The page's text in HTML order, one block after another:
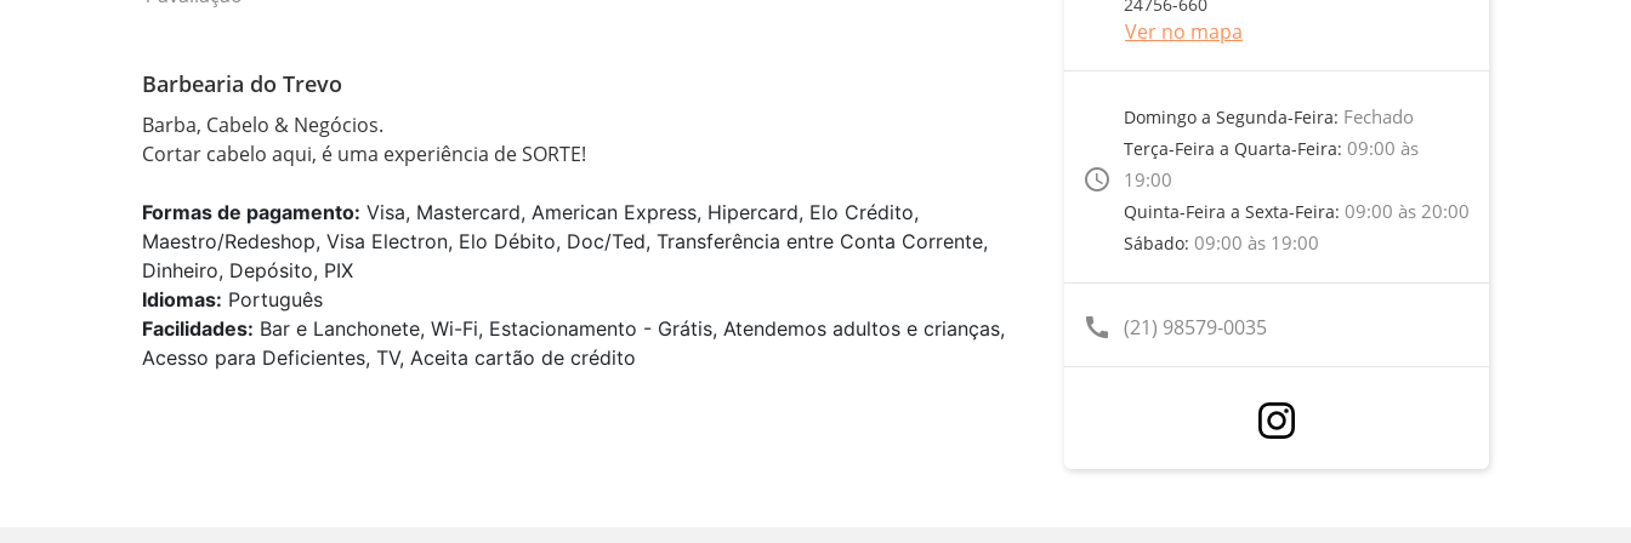
Barbearia do Trevo
Barba, Cabelo & Negócios.
Cortar cabelo aqui, é uma experiência de SORTE!
Formas de pagamento: Visa, Mastercard, American Express, Hipercard, Elo Crédito,
Maestro/Redeshop, Visa Electron, Elo Débito, Doc/Ted, Transferência entre Conta Corrente,
Dinheiro, Depósito, PIX
Idiomas: Português
Facilidades: Bar e Lanchonete, Wi-Fi, Estacionamento - Grátis, Atendemos adultos e crianças,
Acesso para Deficientes, TV, Aceita cartão de crédito
Ver no mapa
access_time
Domingo a Segunda-Feira: Fechado
Terça-Feira a Quarta-Feira: 09:00 às
19:00
Quinta-Feira a Sexta-Feira: 09:00 às 20:00
Sábado: 09:00 às 19:00
call (21) 98579-0035